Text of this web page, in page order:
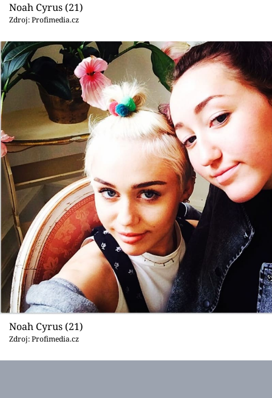
Noah Cyrus (21)
Zdroj: Profimedia.cz
Noah Cyrus (21)
Zdroj: Profimedia.cz